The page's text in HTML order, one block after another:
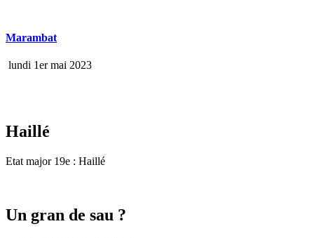
Marambat
lundi 1er mai 2023
Haillé
Etat major 19e : Haillé
Un gran de sau ?